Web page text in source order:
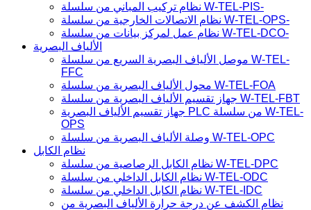
نظام تركيب المباني من سلسلة W-TEL-PIS-
نظام الاتصالات الخارجية من سلسلة W-TEL-OPS-
نظام عمل لمركز بيانات من سلسلة W-TEL-DCO-
الألياف البصرية
موصل الألياف البصرية السريع من سلسلة W-TEL-
FFC
محول الألياف البصرية من سلسلة W-TEL-FOA
جهاز تقسيم الألياف البصرية من سلسلة W-TEL-FBT
جهاز تقسيم الألياف البصرية PLC من سلسلة W-TEL-
OPS
وصلة الألياف البصرية من سلسلة W-TEL-OPC
نظام الكابل
نظام الكابل الرصاصية من سلسلة W-TEL-DPC
نظام الكابل الداخلي من سلسلة W-TEL-ODC
نظام الكابل الداخلي من سلسلة W-TEL-IDC
نظام الكشف عن درجة حرارة الألياف البصرية من